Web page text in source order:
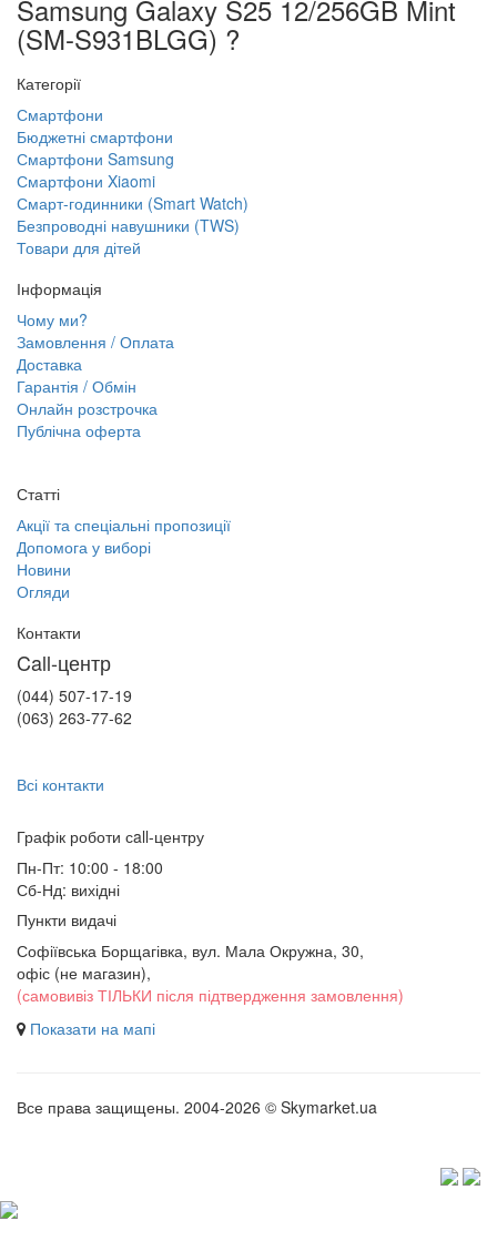
Samsung Galaxy S25 12/256GB Mint
(SM-S931BLGG) ?
Категорії
Смартфони
Бюджетні смартфони
Смартфони Samsung
Смартфони Xiaomi
Смарт-годинники (Smart Watch)
Безпроводні навушники (TWS)
Товари для дітей
Інформація
Чому ми?
Замовлення / Оплата
Доставка
Гарантія / Обмін
Онлайн розстрочка
Публічна оферта
Статті
Акції та спеціальні пропозиції
Допомога у виборі
Новини
Огляди
Контакти
Call-центр
(044) 507-17-19
(063) 263-77-62
Всі контакти
Графік роботи сall-центру
Пн-Пт: 10:00 - 18:00
Сб-Нд: вихідні
Пункти видачі
Софіївська Борщагівка, вул. Мала Окружна, 30,
офіс (не магазин),
(самовивіз ТІЛЬКИ після підтвердження замовлення)
Показати на мапі
Все права защищены. 2004-2026 © Skymarket.ua